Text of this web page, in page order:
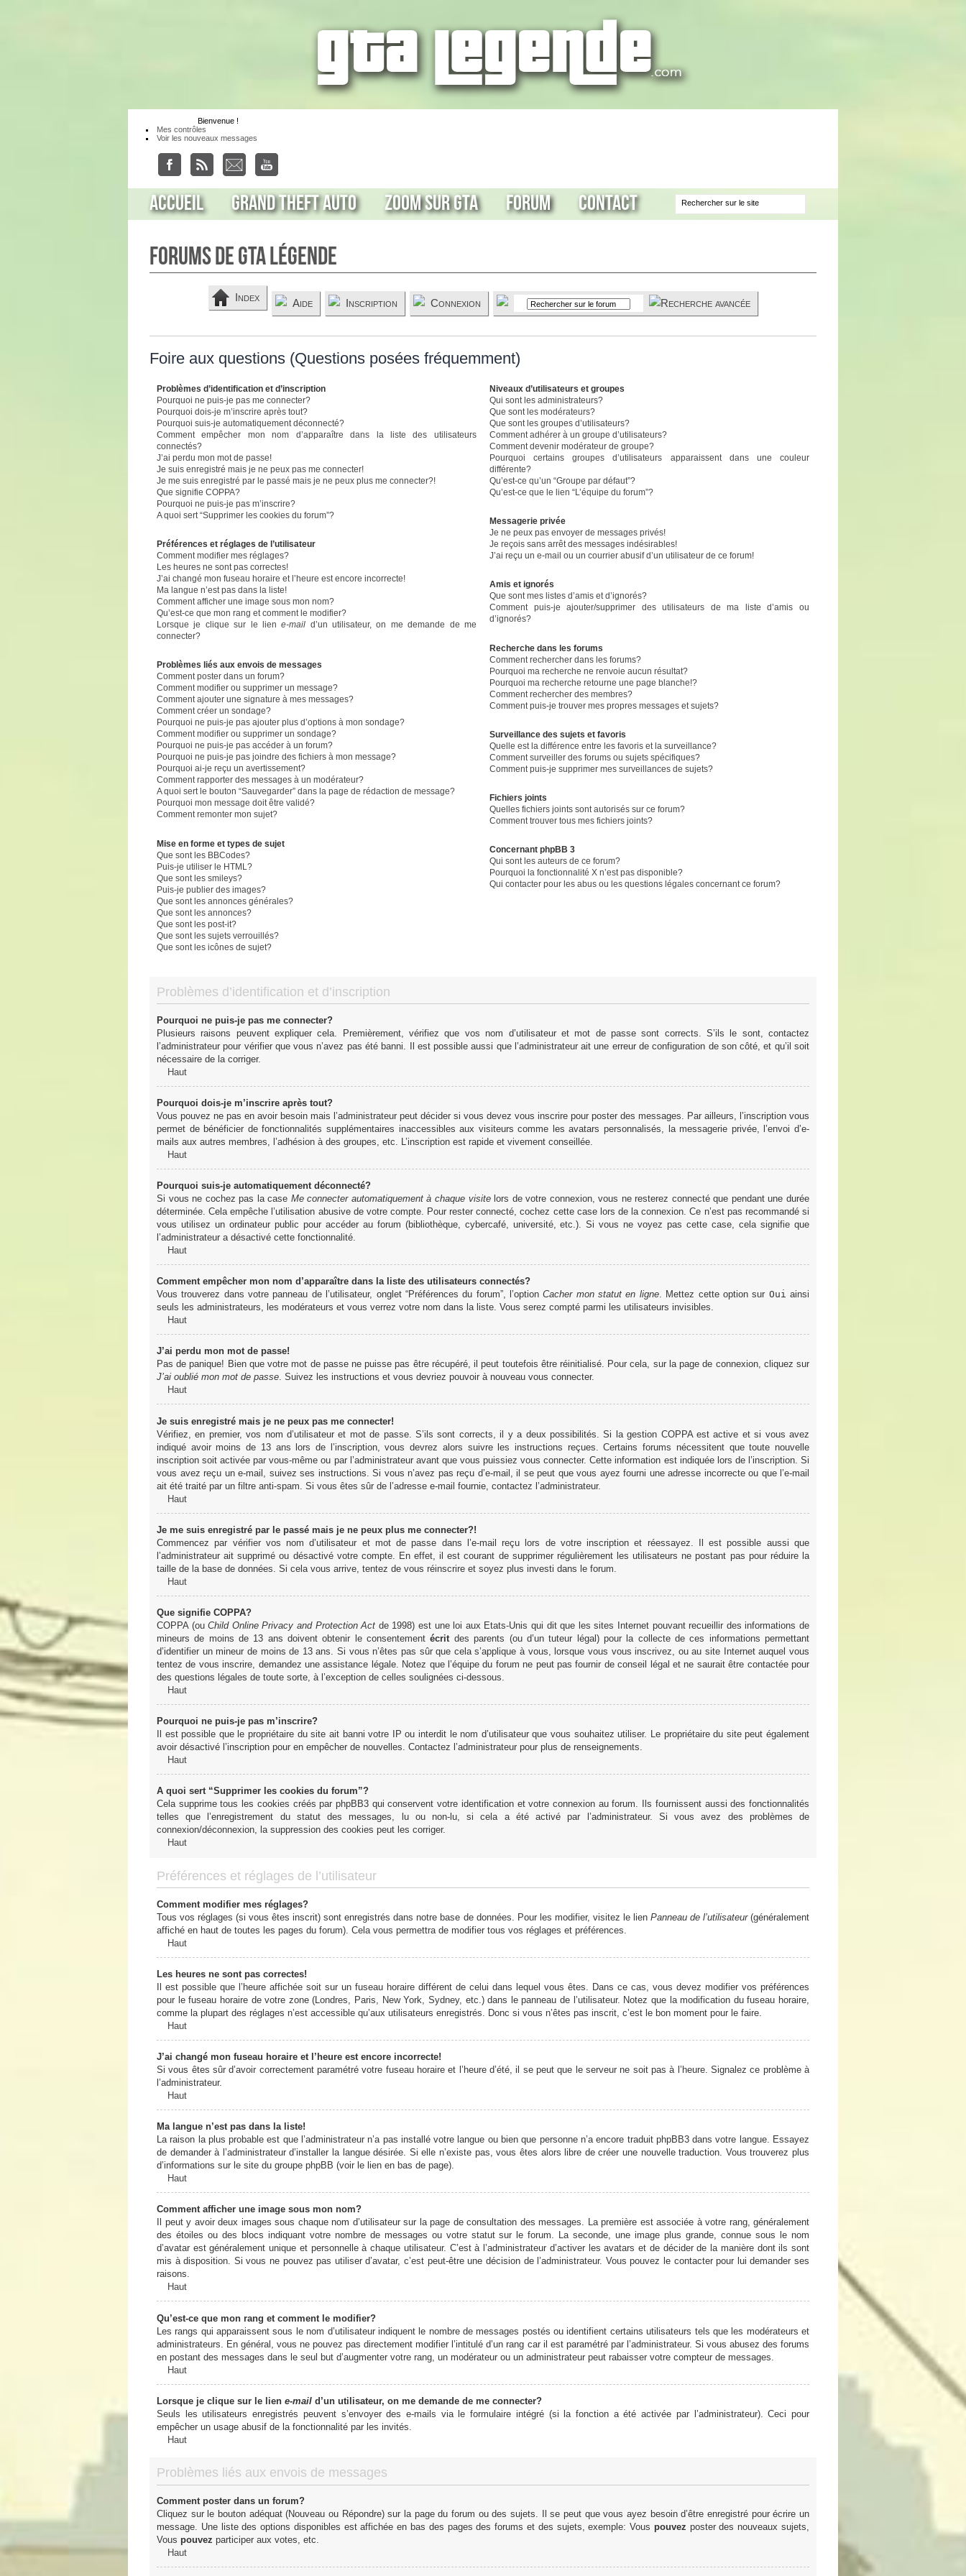
Bienvenue !
Mes contrôles
Voir les nouveaux messages
Accueil Grand Theft Auto Zoom sur GTA Forum Contact
Forums de GTA Légende
Index Aide Inscription Connexion
Foire aux questions (Questions posées fréquemment)
Problèmes d’identification et d’inscription
Pourquoi ne puis-je pas me connecter?
Pourquoi dois-je m’inscrire après tout?
Pourquoi suis-je automatiquement déconnecté?
Comment empêcher mon nom d’apparaître dans la liste des utilisateurs
connectés?
J’ai perdu mon mot de passe!
Je suis enregistré mais je ne peux pas me connecter!
Je me suis enregistré par le passé mais je ne peux plus me connecter?!
Que signifie COPPA?
Pourquoi ne puis-je pas m’inscrire?
A quoi sert “Supprimer les cookies du forum”?
Préférences et réglages de l’utilisateur
Comment modifier mes réglages?
Les heures ne sont pas correctes!
J’ai changé mon fuseau horaire et l’heure est encore incorrecte!
Ma langue n’est pas dans la liste!
Comment afficher une image sous mon nom?
Qu’est-ce que mon rang et comment le modifier?
Lorsque je clique sur le liene-mail d’un utilisateur, on me demande de me
connecter?
Problèmes liés aux envois de messages
Comment poster dans un forum?
Comment modifier ou supprimer un message?
Comment ajouter une signature à mes messages?
Comment créer un sondage?
Pourquoi ne puis-je pas ajouter plus d’options à mon sondage?
Comment modifier ou supprimer un sondage?
Pourquoi ne puis-je pas accéder à un forum?
Pourquoi ne puis-je pas joindre des fichiers à mon message?
Pourquoi ai-je reçu un avertissement?
Comment rapporter des messages à un modérateur?
A quoi sert le bouton “Sauvegarder” dans la page de rédaction de message?
Pourquoi mon message doit être validé?
Comment remonter mon sujet?
Mise en forme et types de sujet
Que sont les BBCodes?
Puis-je utiliser le HTML?
Que sont les smileys?
Puis-je publier des images?
Que sont les annonces générales?
Que sont les annonces?
Que sont les post-it?
Que sont les sujets verrouillés?
Que sont les icônes de sujet?
Niveaux d’utilisateurs et groupes
Qui sont les administrateurs?
Que sont les modérateurs?
Que sont les groupes d’utilisateurs?
Comment adhérer à un groupe d’utilisateurs?
Comment devenir modérateur de groupe?
Pourquoi certains groupes d’utilisateurs apparaissent dans une couleur
différente?
Qu’est-ce qu’un “Groupe par défaut”?
Qu’est-ce que le lien “L’équipe du forum”?
Messagerie privée
Je ne peux pas envoyer de messages privés!
Je reçois sans arrêt des messages indésirables!
J’ai reçu un e-mail ou un courrier abusif d’un utilisateur de ce forum!
Amis et ignorés
Que sont mes listes d’amis et d’ignorés?
Comment puis-je ajouter/supprimer des utilisateurs de ma liste d’amis ou
d’ignorés?
Recherche dans les forums
Comment rechercher dans les forums?
Pourquoi ma recherche ne renvoie aucun résultat?
Pourquoi ma recherche retourne une page blanche!?
Comment rechercher des membres?
Comment puis-je trouver mes propres messages et sujets?
Surveillance des sujets et favoris
Quelle est la différence entre les favoris et la surveillance?
Comment surveiller des forums ou sujets spécifiques?
Comment puis-je supprimer mes surveillances de sujets?
Fichiers joints
Quelles fichiers joints sont autorisés sur ce forum?
Comment trouver tous mes fichiers joints?
Concernant phpBB 3
Qui sont les auteurs de ce forum?
Pourquoi la fonctionnalité X n’est pas disponible?
Qui contacter pour les abus ou les questions légales concernant ce forum?
Problèmes d’identification et d’inscription
Pourquoi ne puis-je pas me connecter?
Plusieurs raisons peuvent expliquer cela. Premièrement, vérifiez que vos nom d’utilisateur et mot de passe sont corrects. S’ils le sont, contactez
l’administrateur pour vérifier que vous n’avez pas été banni. Il est possible aussi que l’administrateur ait une erreur de configuration de son côté, et qu’il soit
nécessaire de la corriger.
Haut
Pourquoi dois-je m’inscrire après tout?
Vous pouvez ne pas en avoir besoin mais l’administrateur peut décider si vous devez vous inscrire pour poster des messages. Par ailleurs, l’inscription vous
permet de bénéficier de fonctionnalités supplémentaires inaccessibles aux visiteurs comme les avatars personnalisés, la messagerie privée, l’envoi d’e-
mails aux autres membres, l’adhésion à des groupes, etc. L’inscription est rapide et vivement conseillée.
Haut
Pourquoi suis-je automatiquement déconnecté?
Si vous ne cochez pas la case Me connecter automatiquement à chaque visitelors de votre connexion, vous ne resterez connecté que pendant une durée
déterminée. Cela empêche l’utilisation abusive de votre compte. Pour rester connecté, cochez cette case lors de la connexion. Ce n’est pas recommandé si
vous utilisez un ordinateur public pour accéder au forum (bibliothèque, cybercafé, université, etc.). Si vous ne voyez pas cette case, cela signifie que
l’administrateur a désactivé cette fonctionnalité.
Haut
Comment empêcher mon nom d’apparaître dans la liste des utilisateurs connectés?
Vous trouverez dans votre panneau de l’utilisateur, onglet “Préférences du forum”, l’optionCacher mon statut en ligne. Mettez cette option sur Oui ainsi
seuls les administrateurs, les modérateurs et vous verrez votre nom dans la liste. Vous serez compté parmi les utilisateurs invisibles.
Haut
J’ai perdu mon mot de passe!
Pas de panique! Bien que votre mot de passe ne puisse pas être récupéré, il peut toutefois être réinitialisé. Pour cela, sur la page de connexion, cliquez sur
J’ai oublié mon mot de passe. Suivez les instructions et vous devriez pouvoir à nouveau vous connecter.
Haut
Je suis enregistré mais je ne peux pas me connecter!
Vérifiez, en premier, vos nom d’utilisateur et mot de passe. S’ils sont corrects, il y a deux possibilités. Si la gestion COPPA est active et si vous avez
indiqué avoir moins de 13 ans lors de l’inscription, vous devrez alors suivre les instructions reçues. Certains forums nécessitent que toute nouvelle
inscription soit activée par vous-même ou par l’administrateur avant que vous puissiez vous connecter. Cette information est indiquée lors de l’inscription. Si
vous avez reçu un e-mail, suivez ses instructions. Si vous n’avez pas reçu d’e-mail, il se peut que vous ayez fourni une adresse incorrecte ou que l’e-mail
ait été traité par un filtre anti-spam. Si vous êtes sûr de l’adresse e-mail fournie, contactez l’administrateur.
Haut
Je me suis enregistré par le passé mais je ne peux plus me connecter?!
Commencez par vérifier vos nom d’utilisateur et mot de passe dans l’e-mail reçu lors de votre inscription et réessayez. Il est possible aussi que
l’administrateur ait supprimé ou désactivé votre compte. En effet, il est courant de supprimer régulièrement les utilisateurs ne postant pas pour réduire la
taille de la base de données. Si cela vous arrive, tentez de vous réinscrire et soyez plus investi dans le forum.
Haut
Que signifie COPPA?
COPPA (ouChild Online Privacy and Protection Act de 1998) est une loi aux Etats-Unis qui dit que les sites Internet pouvant recueillir des informations de
mineurs de moins de 13 ans doivent obtenir le consentementécrit des parents (ou d’un tuteur légal) pour la collecte de ces informations permettant
d’identifier un mineur de moins de 13 ans. Si vous n’êtes pas sûr que cela s’applique à vous, lorsque vous vous inscrivez, ou au site Internet auquel vous
tentez de vous inscrire, demandez une assistance légale. Notez que l’équipe du forum ne peut pas fournir de conseil légal et ne saurait être contactée pour
des questions légales de toute sorte, à l’exception de celles soulignées ci-dessous.
Haut
Pourquoi ne puis-je pas m’inscrire?
Il est possible que le propriétaire du site ait banni votre IP ou interdit le nom d’utilisateur que vous souhaitez utiliser. Le propriétaire du site peut également
avoir désactivé l’inscription pour en empêcher de nouvelles. Contactez l’administrateur pour plus de renseignements.
Haut
A quoi sert “Supprimer les cookies du forum”?
Cela supprime tous les cookies créés par phpBB3 qui conservent votre identification et votre connexion au forum. Ils fournissent aussi des fonctionnalités
telles que l’enregistrement du statut des messages, lu ou non-lu, si cela a été activé par l’administrateur. Si vous avez des problèmes de
connexion/déconnexion, la suppression des cookies peut les corriger.
Haut
Préférences et réglages de l’utilisateur
Comment modifier mes réglages?
Tous vos réglages (si vous êtes inscrit) sont enregistrés dans notre base de données. Pour les modifier, visitez le lien Panneau de l’utilisateur(généralement
affiché en haut de toutes les pages du forum). Cela vous permettra de modifier tous vos réglages et préférences.
Haut
Les heures ne sont pas correctes!
Il est possible que l’heure affichée soit sur un fuseau horaire différent de celui dans lequel vous êtes. Dans ce cas, vous devez modifier vos préférences
pour le fuseau horaire de votre zone (Londres, Paris, New York, Sydney, etc.) dans le panneau de l’utilisateur. Notez que la modification du fuseau horaire,
comme la plupart des réglages n’est accessible qu’aux utilisateurs enregistrés. Donc si vous n’êtes pas inscrit, c’est le bon moment pour le faire.
Haut
J’ai changé mon fuseau horaire et l’heure est encore incorrecte!
Si vous êtes sûr d’avoir correctement paramétré votre fuseau horaire et l’heure d’été, il se peut que le serveur ne soit pas à l’heure. Signalez ce problème à
l’administrateur.
Haut
Ma langue n’est pas dans la liste!
La raison la plus probable est que l’administrateur n’a pas installé votre langue ou bien que personne n’a encore traduit phpBB3 dans votre langue. Essayez
de demander à l’administrateur d’installer la langue désirée. Si elle n’existe pas, vous êtes alors libre de créer une nouvelle traduction. Vous trouverez plus
d’informations sur le site du groupe phpBB (voir le lien en bas de page).
Haut
Comment afficher une image sous mon nom?
Il peut y avoir deux images sous chaque nom d’utilisateur sur la page de consultation des messages. La première est associée à votre rang, généralement
des étoiles ou des blocs indiquant votre nombre de messages ou votre statut sur le forum. La seconde, une image plus grande, connue sous le nom
d’avatar est généralement unique et personnelle à chaque utilisateur. C’est à l’administrateur d’activer les avatars et de décider de la manière dont ils sont
mis à disposition. Si vous ne pouvez pas utiliser d’avatar, c’est peut-être une décision de l’administrateur. Vous pouvez le contacter pour lui demander ses
raisons.
Haut
Qu’est-ce que mon rang et comment le modifier?
Les rangs qui apparaissent sous le nom d’utilisateur indiquent le nombre de messages postés ou identifient certains utilisateurs tels que les modérateurs et
administrateurs. En général, vous ne pouvez pas directement modifier l’intitulé d’un rang car il est paramétré par l’administrateur. Si vous abusez des forums
en postant des messages dans le seul but d’augmenter votre rang, un modérateur ou un administrateur peut rabaisser votre compteur de messages.
Haut
Lorsque je clique sur le lien e-mail d’un utilisateur, on me demande de me connecter?
Seuls les utilisateurs enregistrés peuvent s’envoyer des e-mails via le formulaire intégré (si la fonction a été activée par l’administrateur). Ceci pour
empêcher un usage abusif de la fonctionnalité par les invités.
Haut
Problèmes liés aux envois de messages
Comment poster dans un forum?
Cliquez sur le bouton adéquat (Nouveau ou Répondre) sur la page du forum ou des sujets. Il se peut que vous ayez besoin d’être enregistré pour écrire un
message. Une liste des options disponibles est affichée en bas des pages des forums et des sujets, exemple: Vous pouvez poster des nouveaux sujets,
Vous pouvez participer aux votes, etc.
Haut